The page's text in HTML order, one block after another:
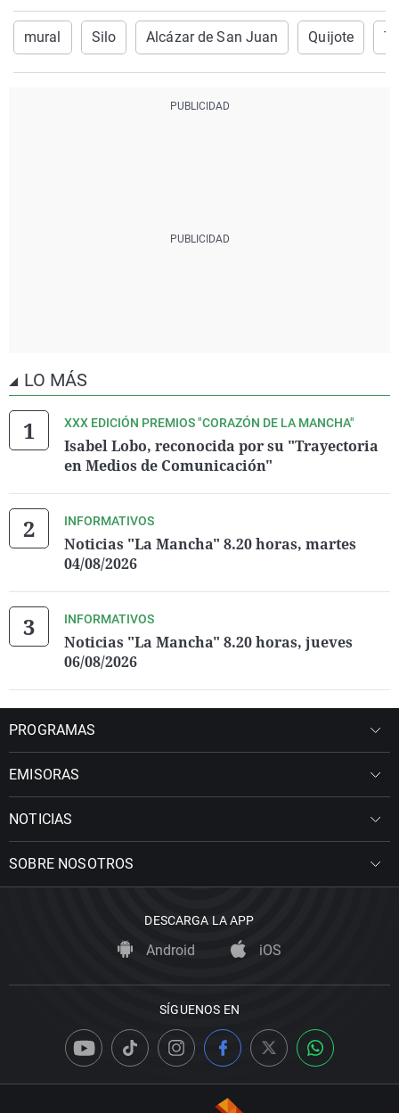
mural Silo Alcázar de San Juan Quijote
LO MÁS
XXX EDICIÓN PREMIOS "CORAZÓN DE LA MANCHA"
Isabel Lobo, reconocida por su "Trayectoria
en Medios de Comunicación"
INFORMATIVOS
Noticias "La Mancha" 8.20 horas, martes
04/08/2026
INFORMATIVOS
Noticias "La Mancha" 8.20 horas, jueves
06/08/2026
PROGRAMAS
EMISORAS
NOTICIAS
SOBRE NOSOTROS
DESCARGA LA APP
Android iOS
SÍGUENOS EN